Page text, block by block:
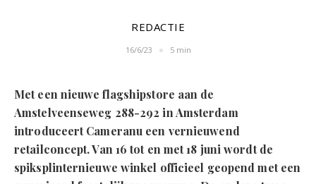
REDACTIE
16/6/23 5 min
Met een nieuwe flagshipstore aan de
Amstelveenseweg 288-292 in Amsterdam
introduceert Cameranu een vernieuwend
retailconcept. Van 16 tot en met 18 juni wordt de
spiksplinternieuwe winkel officieel geopend met een